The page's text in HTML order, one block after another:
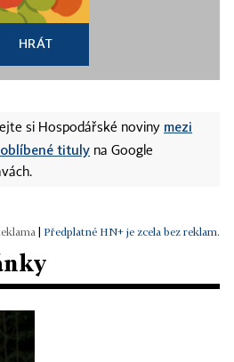
HRÁT
si Hospodářské noviny mezi
tituly na Google
Předplatné HN+ je zcela bez reklam.